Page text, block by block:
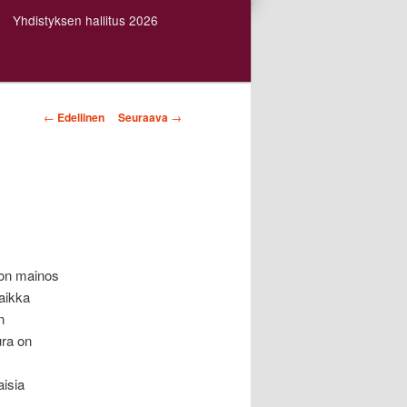
Yhdistyksen hallitus 2026
Artikkelien
← Edellinen Seuraava →
mainos
on